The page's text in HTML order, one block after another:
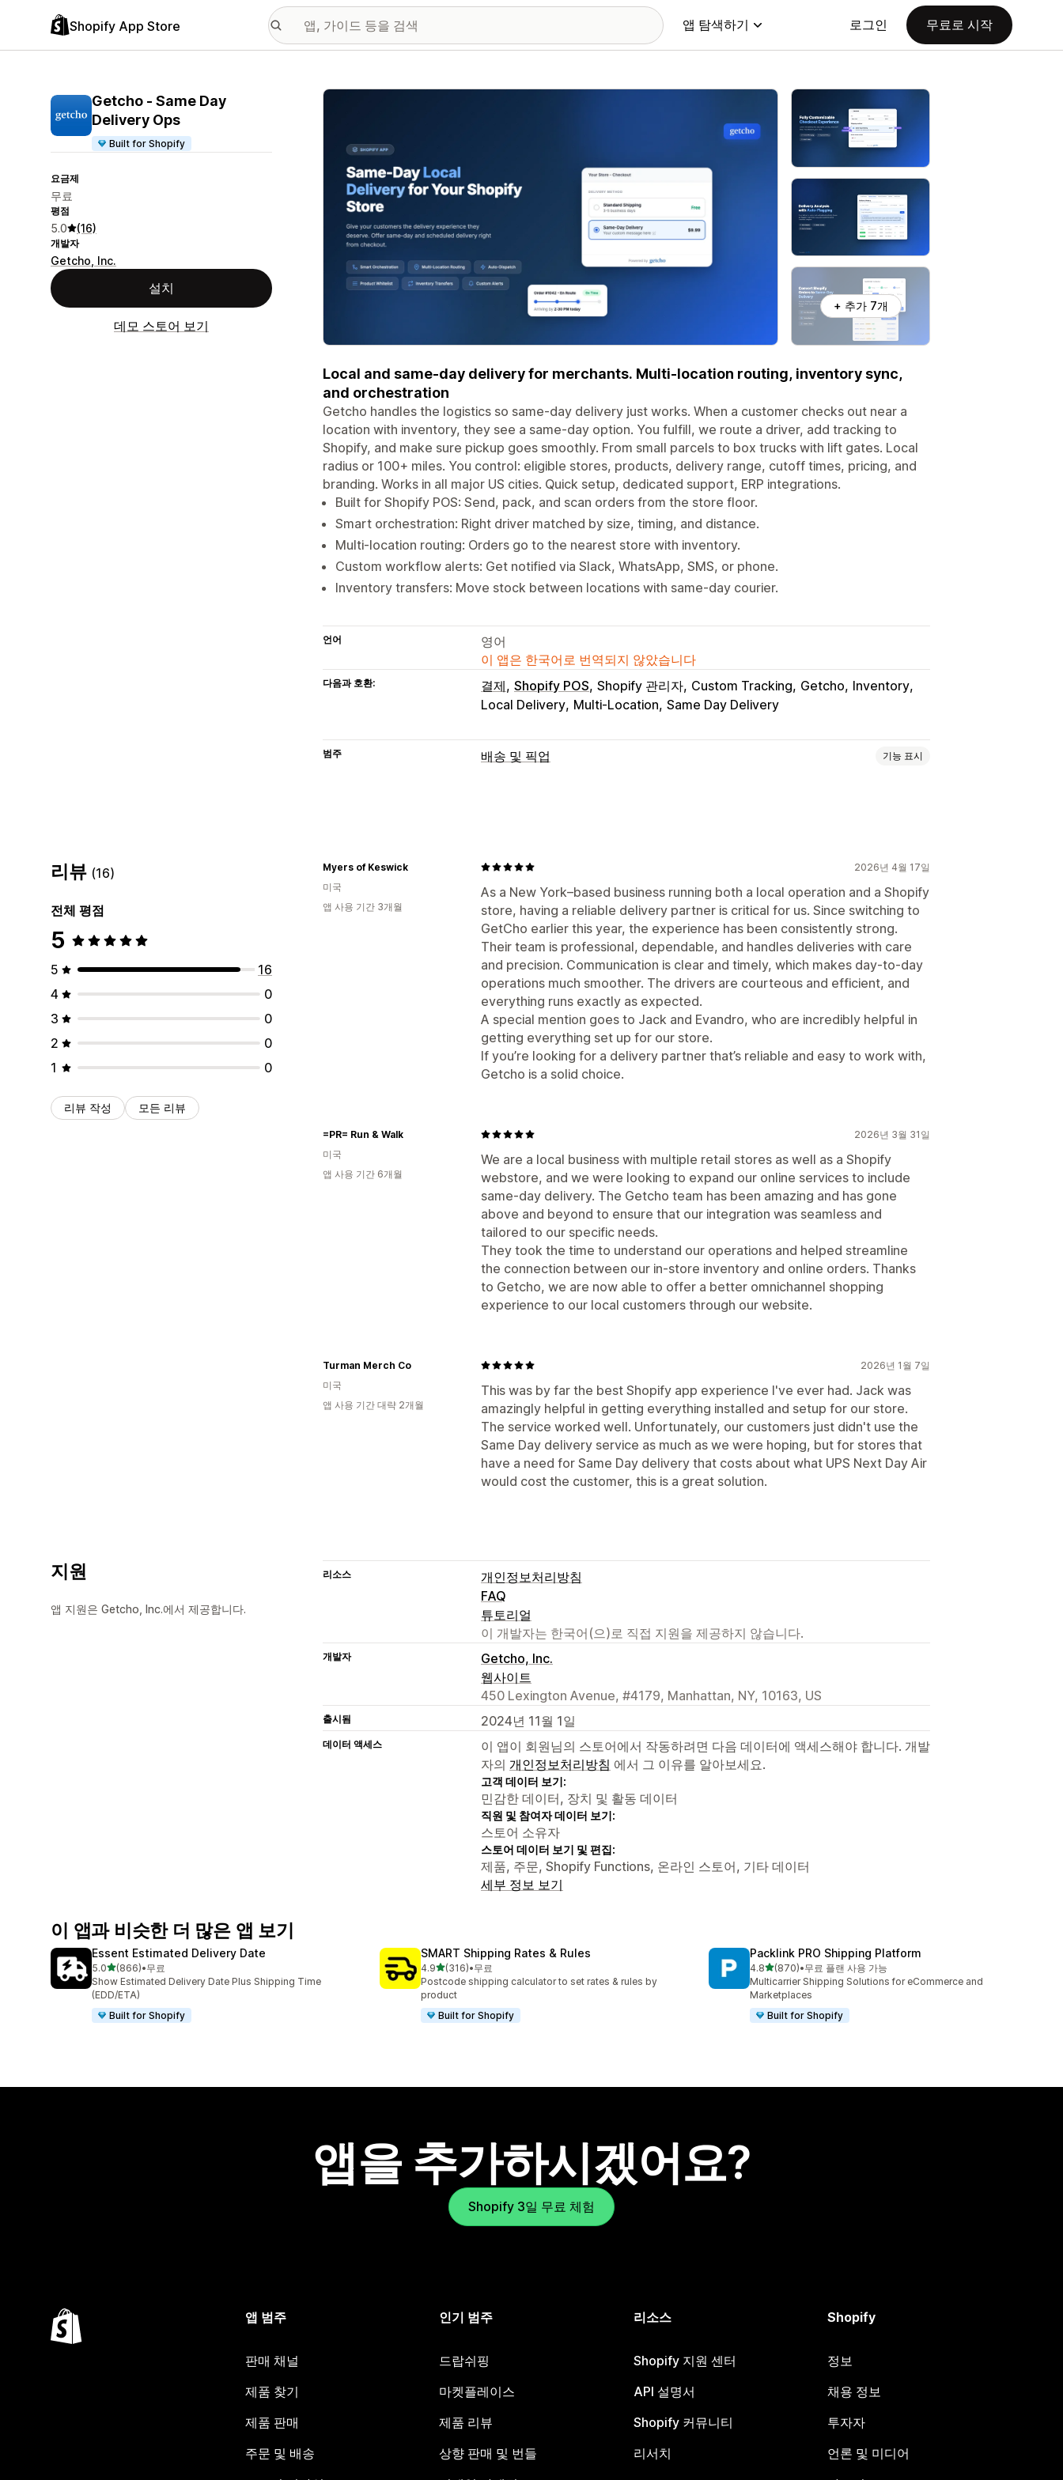
Shopify App Store 앱 탐색하기 로그인 무료로 시작
Getcho ‑ Same Day
Delivery Ops
Built for Shopify
요금제
무료
평점
5.0 (16)
개발자
Getcho, Inc.
설치
데모 스토어 보기
추천 이미지 갤러리
+ 추가 7개
Local and same-day delivery for merchants. Multi-location routing, inventory sync,
and orchestration
Getcho handles the logistics so same-day delivery just works. When a customer checks out near a
location with inventory, they see a same-day option. You fulfill, we route a driver, add tracking to
Shopify, and make sure pickup goes smoothly. From small parcels to box trucks with lift gates. Local
radius or 100+ miles. You control: eligible stores, products, delivery range, cutoff times, pricing, and
branding. Works in all major US cities. Quick setup, dedicated support, ERP integrations.
Built for Shopify POS: Send, pack, and scan orders from the store floor.
Smart orchestration: Right driver matched by size, timing, and distance.
Multi-location routing: Orders go to the nearest store with inventory.
Custom workflow alerts: Get notified via Slack, WhatsApp, SMS, or phone.
Inventory transfers: Move stock between locations with same-day courier.
언어
영어
이 앱은 한국어로 번역되지 않았습니다
다음과 호환: 결제 Shopify POS Shopify 관리자 Custom Tracking Getcho Inventory
Local Delivery Multi-Location Same Day Delivery
범주 배송 및 픽업 기능 표시
픽업 옵션
오프라인 스토어 여러 위치 준비 시간 데이트피커 일정 시간대
실시간 추적
SMS 알림 배송 지도 이메일 알림 ETAs 운전자 추적 주문 추적
배송 확인
웹 푸시 알림 추적 페이지 경로 최적화
리뷰 (16)
전체 평점
5
5
16
4
0
3
0
2
0
1
0
리뷰 작성 모든 리뷰
2026년 4월 17일
As a New York–based business running both a local operation and a Shopify
store, having a reliable delivery partner is critical for us. Since switching to
GetCho earlier this year, the experience has been consistently strong.
Their team is professional, dependable, and handles deliveries with care
and precision. Communication is clear and timely, which makes day-to-day
operations much smoother. The drivers are courteous and efficient, and
everything runs exactly as expected.
A special mention goes to Jack and Evandro, who are incredibly helpful in
getting everything set up for our store.
If you’re looking for a delivery partner that’s reliable and easy to work with,
Getcho is a solid choice.
Myers of Keswick
미국
앱 사용 기간 3개월
2026년 3월 31일
We are a local business with multiple retail stores as well as a Shopify
webstore, and we were looking to expand our online services to include
same-day delivery. The Getcho team has been amazing and has gone
above and beyond to ensure that our integration was seamless and
tailored to our specific needs.
They took the time to understand our operations and helped streamline
the connection between our in-store inventory and online orders. Thanks
to Getcho, we are now able to offer a better omnichannel shopping
experience to our local customers through our website.
=PR= Run & Walk
미국
앱 사용 기간 6개월
2026년 1월 7일
This was by far the best Shopify app experience I've ever had. Jack was
amazingly helpful in getting everything installed and setup for our store.
The service worked well. Unfortunately, our customers just didn't use the
Same Day delivery service as much as we were hoping, but for stores that
have a need for Same Day delivery that costs about what UPS Next Day Air
would cost the customer, this is a great solution.
Turman Merch Co
미국
앱 사용 기간 대략 2개월
지원
앱 지원은 Getcho, Inc.에서 제공합니다.
리소스
개인정보처리방침
FAQ
튜토리얼
이 개발자는 한국어(으)로 직접 지원을 제공하지 않습니다.
개발자
Getcho, Inc.
웹사이트
450 Lexington Avenue, #4179, Manhattan, NY, 10163, US
출시됨 2024년 11월 1일
데이터 액세스
이 앱이 회원님의 스토어에서 작동하려면 다음 데이터에 액세스해야 합니다. 개발
자의 개인정보처리방침 에서 그 이유를 알아보세요.
고객 데이터 보기:
민감한 데이터, 장치 및 활동 데이터
직원 및 참여자 데이터 보기:
스토어 소유자
스토어 데이터 보기 및 편집:
제품, 주문, Shopify Functions, 온라인 스토어, 기타 데이터
세부 정보 보기
이 앱과 비슷한 더 많은 앱 보기
Essent Estimated Delivery Date
5.0별 5개 중
(866)
총 리뷰 866개
•무료
Show Estimated Delivery Date Plus Shipping Time
(EDD/ETA)
Built for Shopify
SMART Shipping Rates & Rules
4.9별 5개 중
(316)
총 리뷰 316개
•무료
Postcode shipping calculator to set rates & rules by
product
Built for Shopify
Packlink PRO Shipping Platform
4.8별 5개 중
(870)
총 리뷰 870개
•무료 플랜 사용 가능
Multicarrier Shipping Solutions for eCommerce and
Marketplaces
Built for Shopify
앱을 추가하시겠어요?
Shopify 3일 무료 체험
앱 범주
판매 채널
제품 찾기
제품 판매
주문 및 배송
인기 범주
드랍쉬핑
마켓플레이스
제품 리뷰
상향 판매 및 번들
리소스
Shopify 지원 센터
API 설명서
Shopify 커뮤니티
리서치
Shopify
정보
채용 정보
투자자
언론 및 미디어